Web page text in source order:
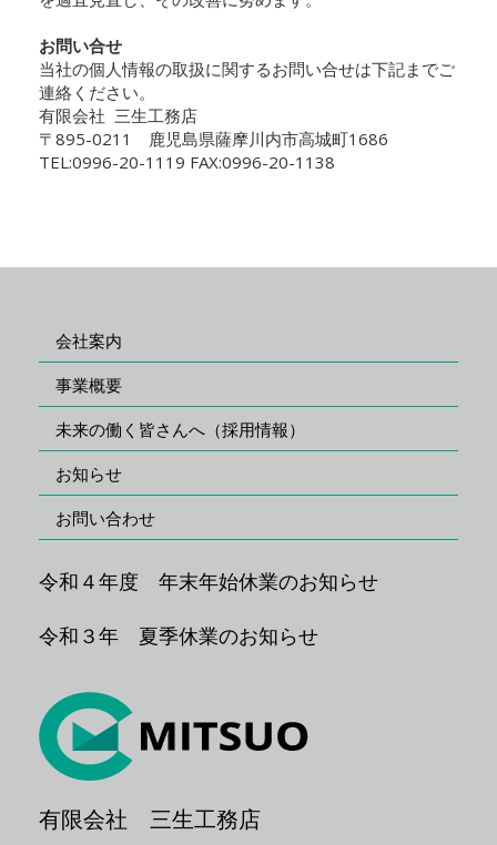
お問い合せ
当社の個人情報の取扱に関するお問い合せは下記までご
連絡ください。
有限会社 三生工務店
〒895-0211 鹿児島県薩摩川内市高城町1686
TEL:0996-20-1119 FAX:0996-20-1138
会社案内
事業概要
未来の働く皆さんへ（採用情報）
お知らせ
お問い合わせ
令和４年度 年末年始休業のお知らせ
令和３年 夏季休業のお知らせ
有限会社 三生工務店